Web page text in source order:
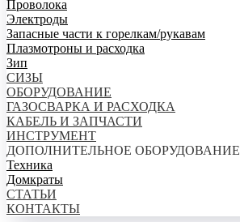
Проволока
Электроды
Запасные части к горелкам/рукавам
Плазмотроны и расходка
Зип
СИЗЫ
ОБОРУДОВАНИЕ
ГАЗОСВАРКА И РАСХОДКА
КАБЕЛЬ И ЗАПЧАСТИ
ИНСТРУМЕНТ
ДОПОЛНИТЕЛЬНОЕ ОБОРУДОВАНИЕ
Техника
Домкраты
СТАТЬИ
КОНТАКТЫ